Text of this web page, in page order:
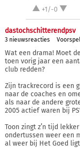
+1/-0
dastochschitterendpsv
3 nieuwsreacties
Wat een drama! Moet
toen vorig jaar een
club redden?
Zijn trackrecord is een
naar de coaches en
als naar de andere
2005 actief waren bij
Toon zingt z’n tijd
ondertussen weer een
al weer bij Het Goed